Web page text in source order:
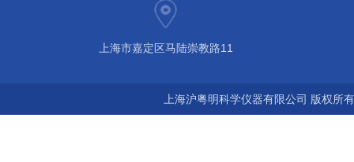
上海市嘉定区马陆崇教路11
上海沪粤明科学仪器有限公司 版权所